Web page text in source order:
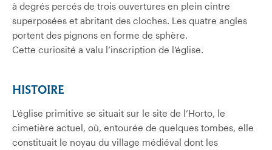
à degrés percés de trois ouvertures en plein cintre
superposées et abritant des cloches. Les quatre angles
portent des pignons en forme de sphère.
Cette curiosité a valu l’inscription de l’église.
HISTOIRE
L’église primitive se situait sur le site de l’Horto, le
cimetière actuel, où, entourée de quelques tombes, elle
constituait le noyau du village médiéval dont les